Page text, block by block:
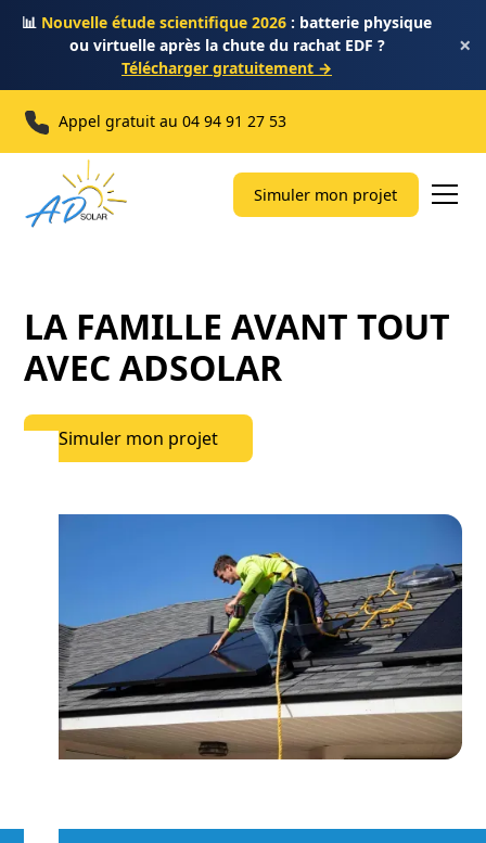
📊 Nouvelle étude scientifique 2026 : batterie physique
ou virtuelle après la chute du rachat EDF ?
Télécharger gratuitement →
×
Appel gratuit au04 94 91 27 53
Simuler mon projet
LA FAMILLE AVANT TOUT
AVEC ADSOLAR
Simuler mon projet